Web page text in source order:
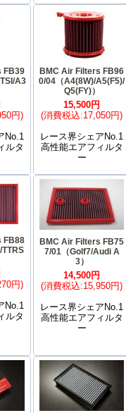
FB39
A3
円)
No.1
ルタ
BMC Air Filters FB96
0/04（A4(8W)/A5(F5)/
Q5(FY)）
15,500円
(消費税込:17,050円)
レース界シェアNo.1
高性能エアフィルタ
ー
FB88
円)
No.1
ルタ
BMC Air Filters FB75
7/01（Golf7/Audi A
3）
14,500円
(消費税込:15,950円)
レース界シェアNo.1
高性能エアフィルタ
ー